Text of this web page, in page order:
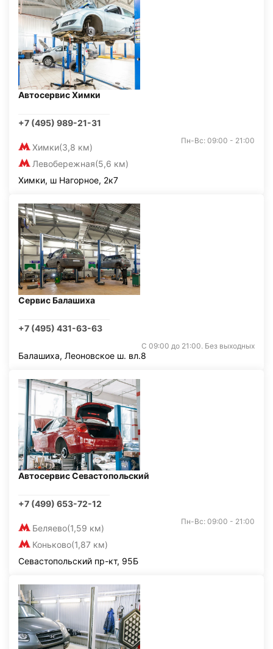
Автосервис Химки
+7 (495) 989-21-31
Химки(3,8 км)
Левобережная(5,6 км)
Пн-Вс: 09:00 - 21:00
Химки, ш Нагорное, 2к7
Сервис Балашиха
+7 (495) 431-63-63
С 09:00 до 21:00. Без выходных
Балашиха, Леоновское ш. вл.8
Автосервис Севастопольский
+7 (499) 653-72-12
Беляево(1,59 км)
Коньково(1,87 км)
Пн-Вс: 09:00 - 21:00
Севастопольский пр-кт, 95Б